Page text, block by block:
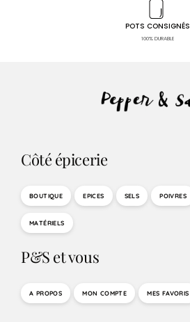
POTS CONSIGNÉS
100% DURABLE
Côté épicerie
BOUTIQUE EPICES SELS POIVRES
MATÉRIELS
P&S et vous
A PROPOS MON COMPTE MES FAVORIS